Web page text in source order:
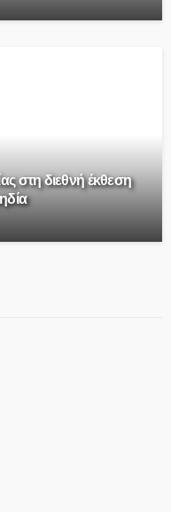
στη διεθνή έκθεση